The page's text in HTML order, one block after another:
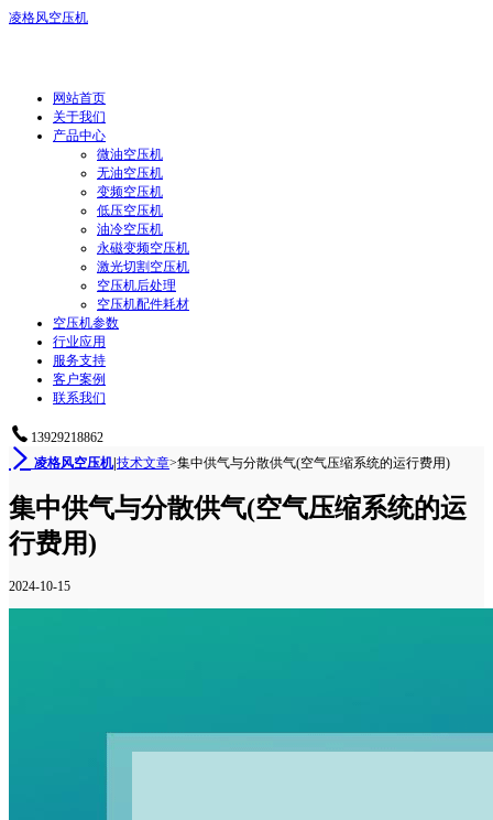
凌格风空压机
网站首页
关于我们
产品中心
微油空压机
无油空压机
变频空压机
低压空压机
油冷空压机
永磁变频空压机
激光切割空压机
空压机后处理
空压机配件耗材
空压机参数
行业应用
服务支持
客户案例
联系我们
13929218862
凌格风空压机|技术文章>集中供气与分散供气(空气压缩系统的运行费用)
集中供气与分散供气(空气压缩系统的运
行费用)
2024-10-15